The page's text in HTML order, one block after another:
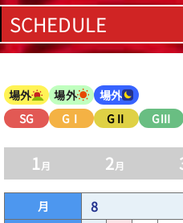
SCHEDULE
場外 場外
場外
SG
GⅠ GⅡ GⅢ
1月 2月
月 8